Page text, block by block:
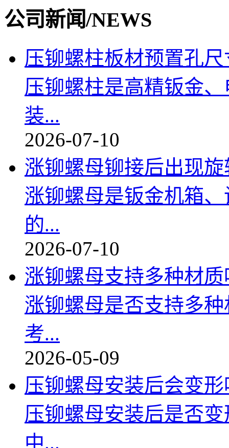
公司新闻/NEWS
压铆螺柱板材预置孔
压铆螺柱是高精钣金
装...
2026-07-10
涨铆螺母铆接后出现
涨铆螺母是钣金机箱
的...
2026-07-10
涨铆螺母支持多种材质
涨铆螺母是否支持多
考...
2026-05-09
压铆螺母安装后会变形
压铆螺母安装后是否
中...